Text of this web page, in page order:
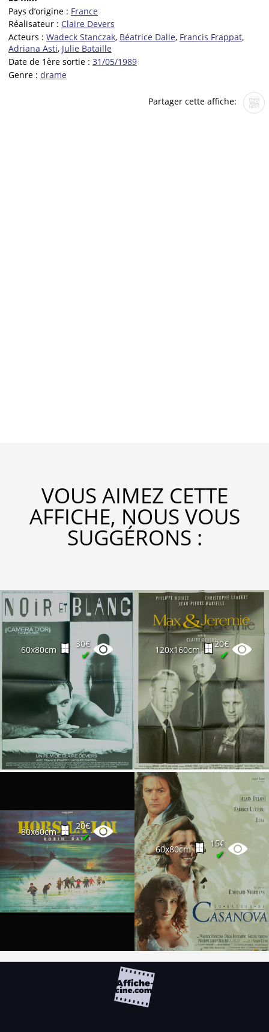
Pays d’origine : France
Réalisateur : Claire Devers
Acteurs : Wadeck Stanczak, Béatrice Dalle, Francis Frappat,
Adriana Asti, Julie Bataille
Date de 1ère sortie : 31/05/1989
Genre : drame
Partager cette affiche:
VOUS AIMEZ CETTE
AFFICHE, NOUS VOUS
SUGGÉRONS :
60x80cm
30€
✔ 120x160cm
20€
✔
80x60cm
20€
✔
60x80cm
15€
✔